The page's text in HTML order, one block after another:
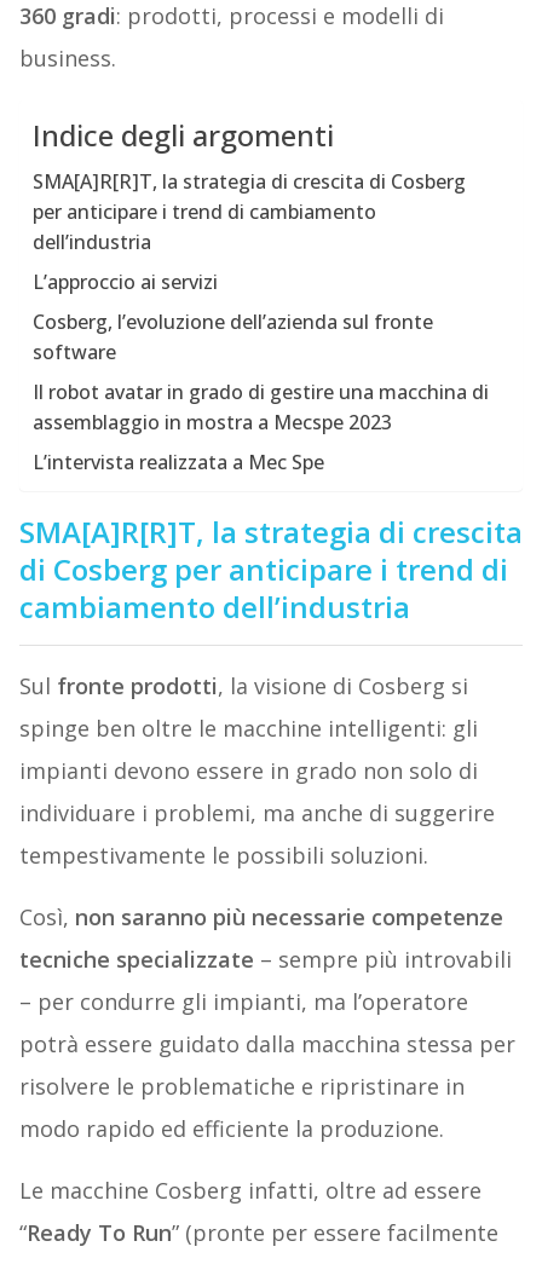
360 gradi: prodotti, processi e modelli di
business.
Indice degli argomenti
SMA[A]R[R]T, la strategia di crescita di Cosberg
per anticipare i trend di cambiamento
dell’industria
L’approccio ai servizi
Cosberg, l’evoluzione dell’azienda sul fronte
software
Il robot avatar in grado di gestire una macchina di
assemblaggio in mostra a Mecspe 2023
L’intervista realizzata a Mec Spe
SMA[A]R[R]T, la strategia di crescita
di Cosberg per anticipare i trend di
cambiamento dell’industria
Sul fronte prodotti, la visione di Cosberg si
spinge ben oltre le macchine intelligenti: gli
impianti devono essere in grado non solo di
individuare i problemi, ma anche di suggerire
tempestivamente le possibili soluzioni.
Così, non saranno più necessarie competenze
tecniche specializzate – sempre più introvabili
– per condurre gli impianti, ma l’operatore
potrà essere guidato dalla macchina stessa per
risolvere le problematiche e ripristinare in
modo rapido ed efficiente la produzione.
Le macchine Cosberg infatti, oltre ad essere
“Ready To Run” (pronte per essere facilmente